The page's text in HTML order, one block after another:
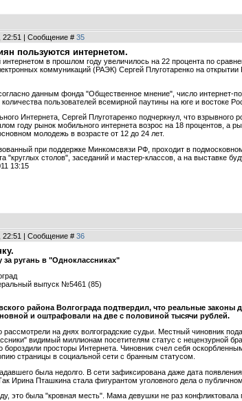
22:51 | Сообщение # 35
пользуются интернетом.
интернетом в прошлом году увеличилось на 22 процента по
коммуникаций (РАЭК) Сергей Плуготаренко на
данным фонда "Общественное мнение", число интернет-
количества пользователей всемирной паутины на юге и востоке
Интернета, Сергей Плуготаренко подчеркнул, что
году рынок мобильного интернета возрос на 18 процентов,
молодежь в возрасте от 12 до 24 лет.
при поддержке Минкомсвязи РФ, проходит в
"круглых столов", заседаний и мастер-классов, а на выставке
13:15
22:51 | Сообщение # 36
за ругань в "Одноклассниках"
выпуск №5461 (85)
района Волгограда подтвердил, что реальные
и оштрафовали на две с половиной тысячи рублей.
на днях волгоградские судьи. Местный чиновник
видимый миллионам посетителям статус с нецензурной
бороздили просторы Интернета. Чиновник счел себя
страницы в социальной сети с бранным статусом.
была недолго. В сети зафиксирована даже дата
Ирина Пташкина стала фигурантом уголовного дела о
это была "кровная месть". Мама девушки не раз